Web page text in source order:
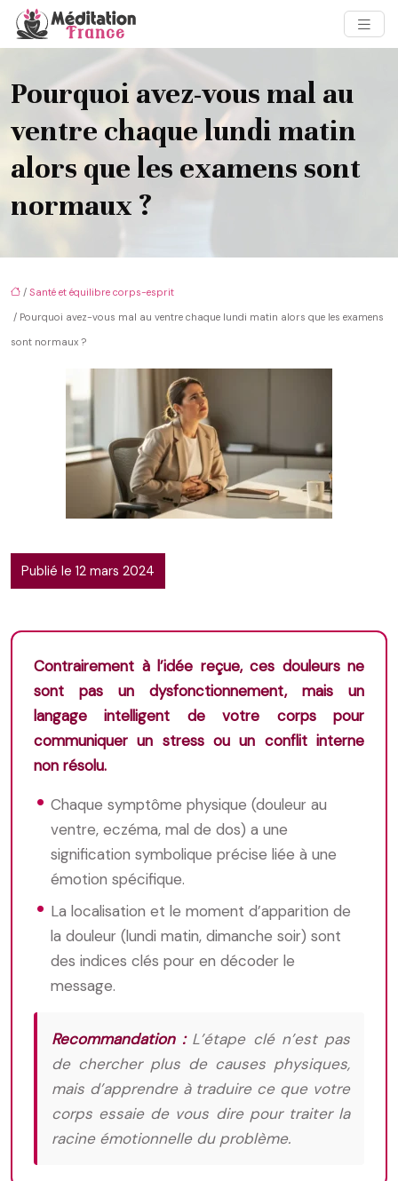
Pourquoi avez-vous mal au
ventre chaque lundi matin
alors que les examens sont
normaux ?
/ Santé et équilibre corps-esprit
/ Pourquoi avez-vous mal au ventre chaque lundi matin alors que les examens
sont normaux ?
Publié le 12 mars 2024
Contrairement à l’idée reçue, ces douleurs ne
sont pas un dysfonctionnement, mais un
langage intelligent de votre corps pour
communiquer un stress ou un conflit interne
non résolu.
Chaque symptôme physique (douleur au
ventre, eczéma, mal de dos) a une
signification symbolique précise liée à une
émotion spécifique.
La localisation et le moment d’apparition de
la douleur (lundi matin, dimanche soir) sont
des indices clés pour en décoder le
message.
Recommandation :L’étape clé n’est pas
de chercher plus de causes physiques,
mais d’apprendre à traduire ce que votre
corps essaie de vous dire pour traiter la
racine émotionnelle du problème.